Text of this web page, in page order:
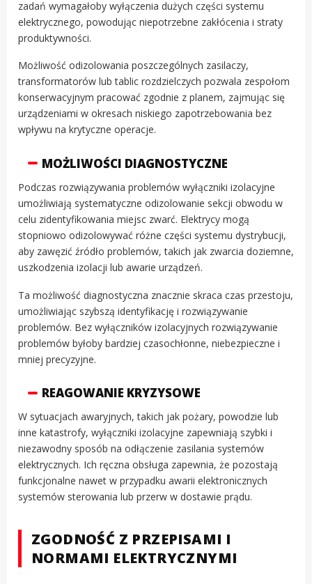
zadań wymagałoby wyłączenia dużych części systemu
elektrycznego, powodując niepotrzebne zakłócenia i straty
produktywności.
Możliwość odizolowania poszczególnych zasilaczy,
transformatorów lub tablic rozdzielczych pozwala zespołom
konserwacyjnym pracować zgodnie z planem, zajmując się
urządzeniami w okresach niskiego zapotrzebowania bez
wpływu na krytyczne operacje.
MOŻLIWOŚCI DIAGNOSTYCZNE
Podczas rozwiązywania problemów wyłączniki izolacyjne
umożliwiają systematyczne odizolowanie sekcji obwodu w
celu zidentyfikowania miejsc zwarć. Elektrycy mogą
stopniowo odizolowywać różne części systemu dystrybucji,
aby zawęzić źródło problemów, takich jak zwarcia doziemne,
uszkodzenia izolacji lub awarie urządzeń.
Ta możliwość diagnostyczna znacznie skraca czas przestoju,
umożliwiając szybszą identyfikację i rozwiązywanie
problemów. Bez wyłączników izolacyjnych rozwiązywanie
problemów byłoby bardziej czasochłonne, niebezpieczne i
mniej precyzyjne.
REAGOWANIE KRYZYSOWE
W sytuacjach awaryjnych, takich jak pożary, powodzie lub
inne katastrofy, wyłączniki izolacyjne zapewniają szybki i
niezawodny sposób na odłączenie zasilania systemów
elektrycznych. Ich ręczna obsługa zapewnia, że pozostają
funkcjonalne nawet w przypadku awarii elektronicznych
systemów sterowania lub przerw w dostawie prądu.
ZGODNOŚĆ Z PRZEPISAMI I
NORMAMI ELEKTRYCZNYMI